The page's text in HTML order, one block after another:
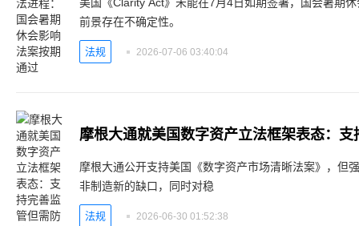
前景存在不确定性。
法规 2026-07-06 03:40:04
摩根大通就美国数字资产立法框架表态：
摩根大通公开支持美国《数字资产市场清晰法案》，但
非制造新的缺口，同时对稳
法规 2026-06-30 01:52:38